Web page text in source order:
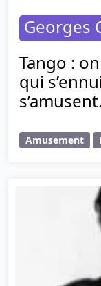
Georges
Tango :
qui
s’amusent.
Amusement